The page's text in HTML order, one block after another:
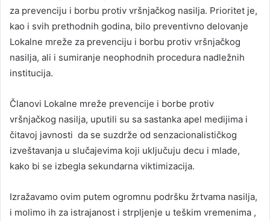
za prevenciju i borbu protiv vršnjačkog nasilja. Prioritet je,
kao i svih prethodnih godina, bilo preventivno delovanje
Lokalne mreže za prevenciju i borbu protiv vršnjačkog
nasilja, ali i sumiranje neophodnih procedura nadležnih
institucija.
Članovi Lokalne mreže prevencije i borbe protiv
vršnjačkog nasilja, uputili su sa sastanka apel medijima i
čitavoj javnosti da se suzdrže od senzacionalističkog
izveštavanja u slučajevima koji uključuju decu i mlade,
kako bi se izbegla sekundarna viktimizacija.
Izražavamo ovim putem ogromnu podršku žrtvama nasilja,
i molimo ih za istrajanost i strpljenje u teškim vremenima ,